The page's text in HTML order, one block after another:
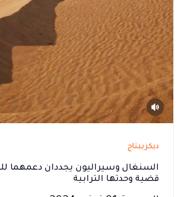
ديكريبتاج
السنغال وسيراليون يجددان دعمهما
قضية وحدتها الترابية